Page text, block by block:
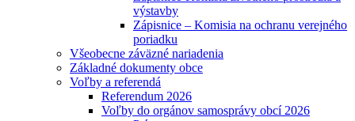
výstavby
Zápisnice – Komisia na ochranu verejného
poriadku
Všeobecne záväzné nariadenia
Základné dokumenty obce
Voľby a referendá
Referendum 2026
Voľby do orgánov samosprávy obcí 2026